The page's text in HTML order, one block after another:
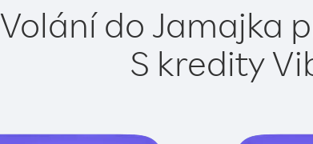
Volání do Jamajka
S kredity